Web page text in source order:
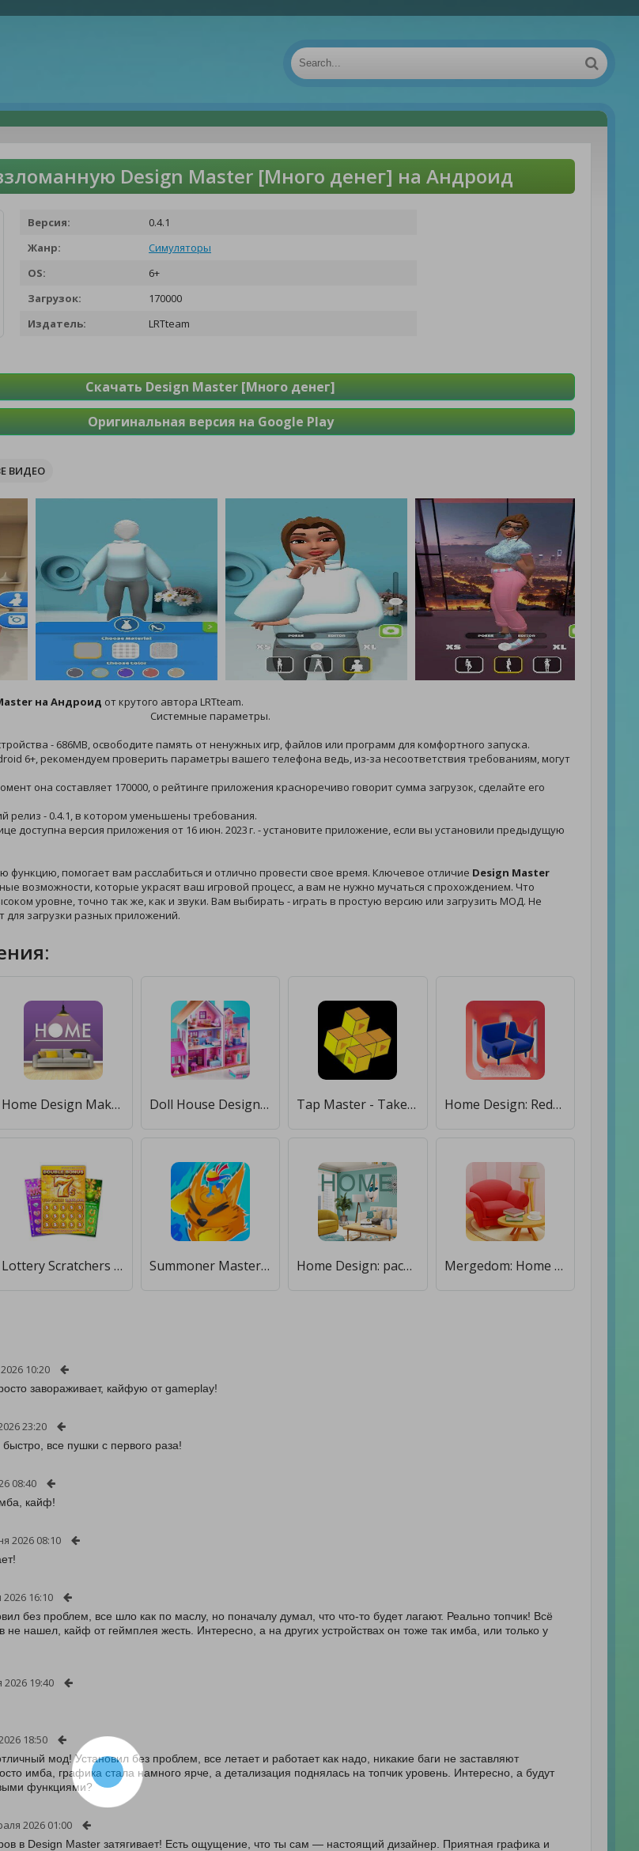
Design Master [Много денег] на Андроид
Версия:
0.4.1
Жанр:
Симуляторы
OS:
6+
Загрузок:
170000
Издатель:
LRTteam
Скачать Design Master [Много денег]
Оригинальная версия на Google Play
ВИДЕО
на Андроид от крутого автора LRTteam.
Системные параметры.
- 686MB, освободите память от ненужных игр, файлов или программ для комфортного запуска.
6+, рекомендуем проверить параметры вашего телефона ведь, из-за несоответствия требованиям, могут
она составляет 170000, о рейтинге приложения красноречиво говорит сумма загрузок, сделайте его
релиз - 0.4.1, в котором уменьшены требования.
доступна версия приложения от 16 июн. 2023 г. - установите приложение, если вы установили предыдущую
функцию, помогает вам расслабиться и отлично провести свое время. Ключевое отличие Design Master
возможности, которые украсят ваш игровой процесс, а вам не нужно мучаться с прохождением. Что
уровне, точно так же, как и звуки. Вам выбирать - играть в простую версию или загрузить МОД. Не
загрузки разных приложений.
Home Design Makeover [Много денег] Doll House Design Doll Games [Мод меню] Tap Master - Take Blocks Away [Много денег] Home Design: Redecor Puzzle [Много денег]
Lottery Scratchers Master [Много денег] Summoner Master [Много денег] Home Design: раскраска и декор [Много денег] Mergedom: Home Design [Много денег]
10:20
завораживает, кайфую от gameplay!
23:20
все пушки с первого раза!
08:40
кайф!
2026 08:10
16:10
без проблем, все шло как по маслу, но поначалу думал, что что-то будет лагают. Реально топчик! Всё
не нашел, кайф от геймплея жесть. Интересно, а на других устройствах он тоже так имба, или только у
19:40
18:50
мод! Установил без проблем, все летает и работает как надо, никакие баги не заставляют
имба, графика стала намного ярче, а детализация поднялась на топчик уровень. Интересно, а будут
функциями?
2026 01:00
в Design Master затягивает! Есть ощущение, что ты сам — настоящий дизайнер. Приятная графика и